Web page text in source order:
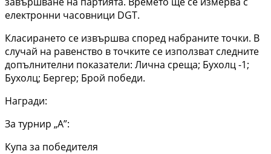
електронни часовници DGT.
Класирането се извършва според набраните точки. В
случай на равенство в точките се използват следните
допълнителни показатели: Лична среща; Бухолц -1;
Бухолц; Бергер; Брой победи.
Награди:
За турнир „А”:
Купа за победителя